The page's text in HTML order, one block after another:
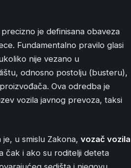
je definisana obaveza
Fundamentalno pravilo glasi
nije vezano u
odnosno postolju (busteru),
Ova odredba je
vozila javnog prevoza, taksi
u smislu Zakona, vozač vozila
čak i ako su roditelji deteta